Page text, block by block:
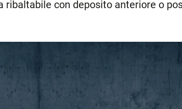
ribaltabile con deposito anteriore o